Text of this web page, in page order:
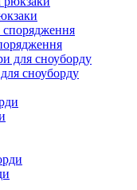
сноуборду